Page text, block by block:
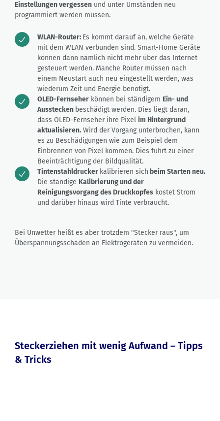
Einstellungen vergessen und unter Umständen neu
programmiert werden müssen.
WLAN-Router: Es kommt darauf an, welche Geräte
mit dem WLAN verbunden sind. Smart-Home Geräte
können dann nämlich nicht mehr über das Internet
gesteuert werden. Manche Router müssen nach
einem Neustart auch neu eingestellt werden, was
wiederum Zeit und Energie benötigt.
OLED-Fernseher können bei ständigem Ein- und
Ausstecken beschädigt werden. Dies liegt daran,
dass OLED-Fernseher ihre Pixel im Hintergrund
aktualisieren. Wird der Vorgang unterbrochen, kann
es zu Beschädigungen wie zum Beispiel dem
Einbrennen von Pixel kommen. Dies führt zu einer
Beeinträchtigung der Bildqualität.
Tintenstahldrucker kalibrieren sich beim Starten neu.
Die ständige Kalibrierung und der
Reinigungsvorgang des Druckkopfes kostet Strom
und darüber hinaus wird Tinte verbraucht.
Bei Unwetter heißt es aber trotzdem "Stecker raus", um
Überspannungsschäden an Elektrogeräten zu vermeiden.
Steckerziehen mit wenig Aufwand – Tipps
& Tricks